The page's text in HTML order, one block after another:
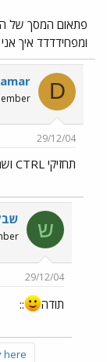
פתאום המסך של
ומפחידדדד איך
D
29/12/04
תחזיקי CTRL ושחקי עם הגלגלת.
ש
29/12/04
תודה ::